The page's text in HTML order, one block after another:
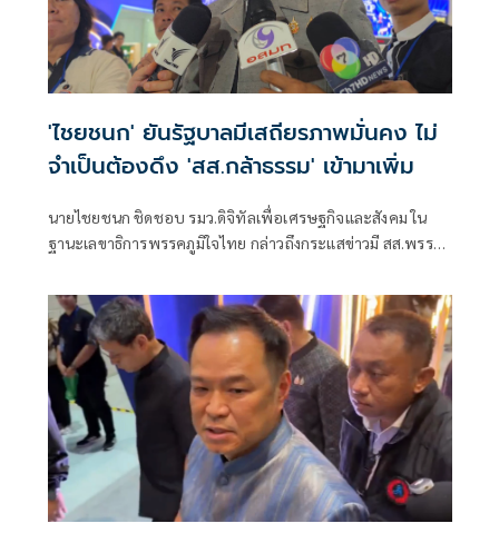
'ไชยชนก' ยันรัฐบาลมีเสถียรภาพมั่นคง ไม่
จำเป็นต้องดึง 'สส.กล้าธรรม' เข้ามาเพิ่ม
นายไชยชนก ชิดชอบ รมว.ดิจิทัลเพื่อเศรษฐกิจและสังคม ใน
ฐานะเลขาธิการพรรคภูมิใจไทย กล่าวถึงกระแสข่าวมี สส.พรรค
พรรค กธ. จะย้ายไปอยู่กับพรรคภูมิใจไทยในการเลือกตั้งครั้ง
หน้า และเพื่อเติมเสียงให้รัฐบาล ว่า รัฐบาลมีเสถียรภาพและมี
ความมั่นคงมากๆ ไม่ใช่แค่เพียงพรรคเรา แต่เรายังมีพรรคร่วม
รัฐบาลเป็นพันธมิตร เพราะฉะนั้นในเรื่องเสถียรภาพตนคิดว่ามี
ส่วนที่มีการถามเมื่อสักครู่ว่ามีการเติมเสียงนั้นตนไม่ได้ยิน